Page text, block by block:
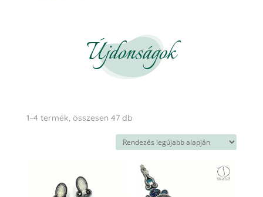
Újdonságok
1–4 termék, összesen 47 dbSorted
by
latest